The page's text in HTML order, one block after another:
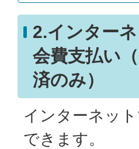
2.インター
会費支払い
済のみ）
インターネッ
できます。